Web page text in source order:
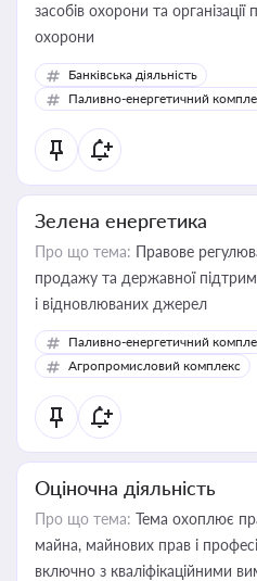
засобів охорони та організації
охорони
Банківська діяльність
Паливно-енергетичний
Зелена енергетика
Про що тема: Правове
продажу та державної
і відновлюваних джерел
Паливно-енергетичний
Агропромисловий комплекс
Оціночна діяльність
Про що тема: Тема охоплює
майна, майнових прав і
включно з кваліфікаційними